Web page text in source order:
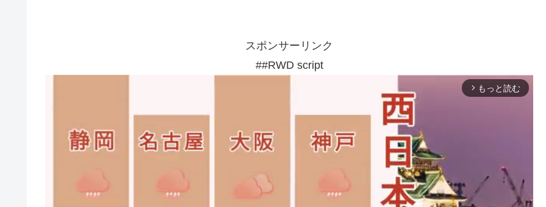
スポンサーリンク
##RWD script
arrow_forward_ios もっと読む